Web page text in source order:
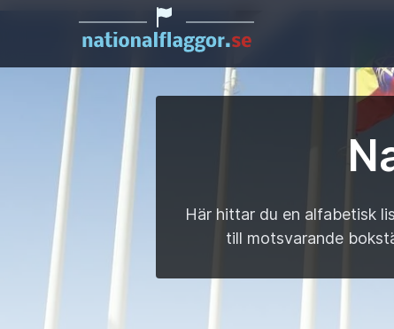
Här hittar du en alfabetisk
till motsvarande